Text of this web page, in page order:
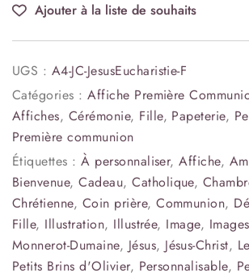
Ajouter à la liste de souhaits
UGS : A4-JC-JesusEucharistie-F
Catégories :Affiche Première
Affiches, Cérémonie, Fille, Papeterie,
Première communion
Étiquettes :À personnaliser,Affiche,
Bienvenue,Cadeau,Catholique,
Chrétienne, Coin prière,Communion,
Fille, Illustration, Illustrée, Image, Images
Monnerot-Dumaine, Jésus, Jésus-Christ,
Petits Brins d'Olivier, Personnalisable,